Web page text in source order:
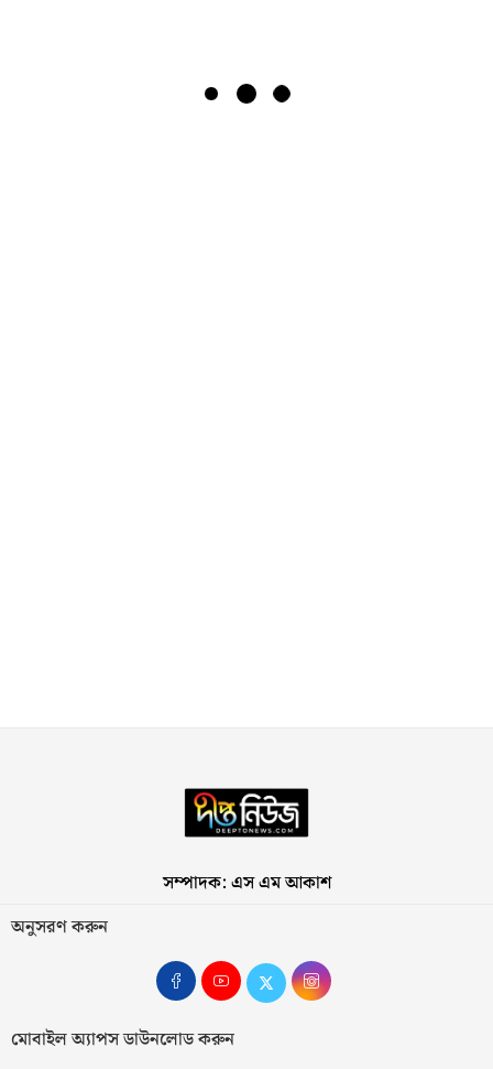
সম্পাদক: এস এম আকাশ
অনুসরণ করুন
মোবাইল অ্যাপস ডাউনলোড করুন